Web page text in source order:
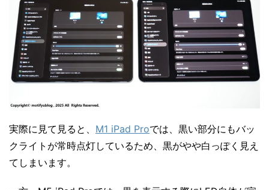
実際に見て見ると、 M1 iPad Proでは、黒い部分にもバッ
クライトが常時点灯しているため、黒がやや白っぽく見え
てしまいます。